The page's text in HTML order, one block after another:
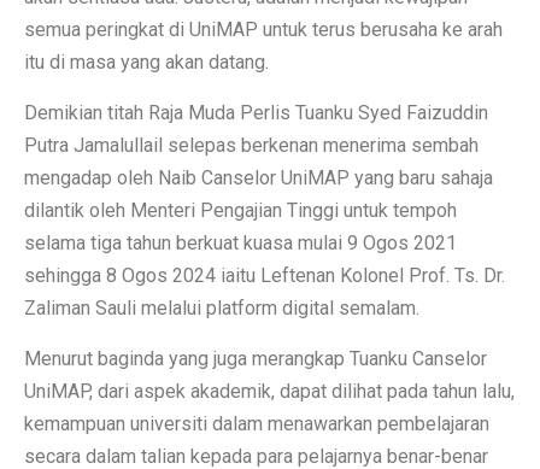
semua peringkat di UniMAP untuk terus berusaha ke arah
itu di masa yang akan datang.
Demikian titah Raja Muda Perlis Tuanku Syed Faizuddin
Putra Jamalullail selepas berkenan menerima sembah
mengadap oleh Naib Canselor UniMAP yang baru sahaja
dilantik oleh Menteri Pengajian Tinggi untuk tempoh
selama tiga tahun berkuat kuasa mulai 9 Ogos 2021
sehingga 8 Ogos 2024 iaitu Leftenan Kolonel Prof. Ts. Dr.
Zaliman Sauli melalui platform digital semalam.
Menurut baginda yang juga merangkap Tuanku Canselor
UniMAP, dari aspek akademik, dapat dilihat pada tahun lalu,
kemampuan universiti dalam menawarkan pembelajaran
secara dalam talian kepada para pelajarnya benar-benar